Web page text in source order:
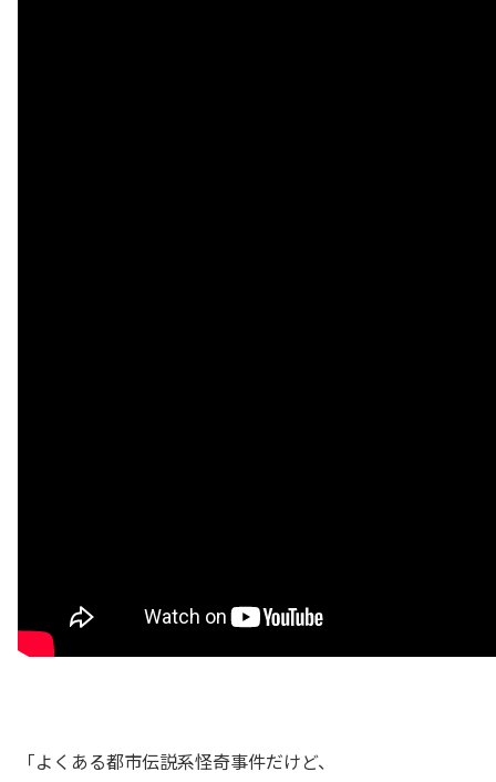
「よくある都市伝説系怪奇事件だけど、